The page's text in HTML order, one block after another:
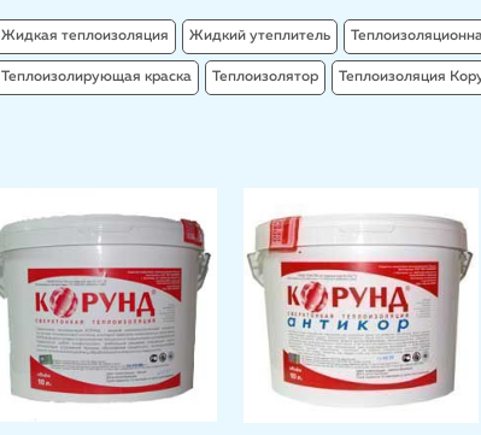
Жидкая теплоизоляция Жидкий утеплитель
Теплоизолирующая краска Теплоизолятор Теплоизоляция